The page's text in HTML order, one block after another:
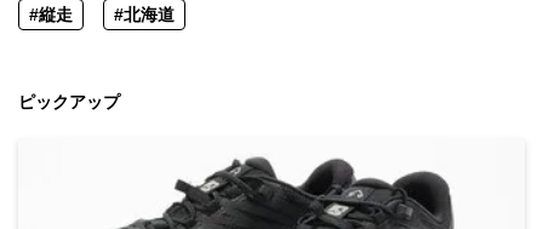
#縦走 #北海道
ピックアップ